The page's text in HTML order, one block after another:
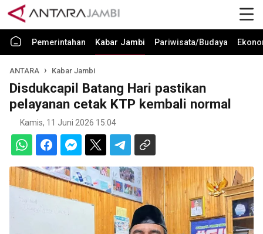
Pemerintahan Kabar Jambi Pariwisata/Budaya
ANTARA Kabar Jambi
Disdukcapil Batang Hari pastikan
pelayanan cetak KTP kembali normal
Kamis, 11 Juni 2026 15:04